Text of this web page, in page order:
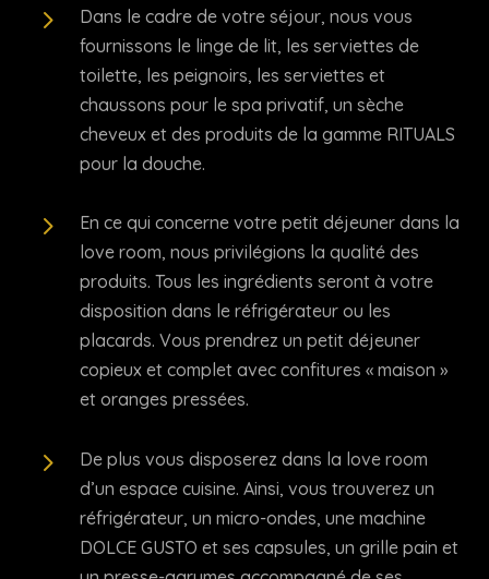
5
Dans le cadre de votre séjour, nous vous
fournissons le linge de lit, les serviettes de
toilette, les peignoirs, les serviettes et
chaussons pour le spa privatif, un sèche
cheveux et des produits de la gamme RITUALS
pour la douche.
5
En ce qui concerne votre petit déjeuner dans la
love room, nous privilégions la qualité des
produits. Tous les ingrédients seront à votre
disposition dans le réfrigérateur ou les
placards. Vous prendrez un petit déjeuner
copieux et complet avec confitures « maison »
et oranges pressées.
5
De plus vous disposerez dans la love room
d’un espace cuisine. Ainsi, vous trouverez un
réfrigérateur, un micro-ondes, une machine
DOLCE GUSTO et ses capsules, un grille pain et